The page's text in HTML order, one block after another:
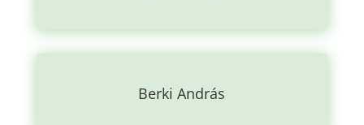
Berki András